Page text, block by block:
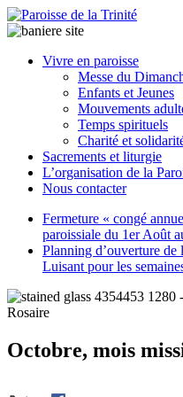
Vivre en paroisse
Messe du
Enfants et Jeunes
Mouvements
Temps spirituels
Charité et
Sacrements et liturgie
L’organisation de la
Nous contacter
Fermeture « congé
paroissiale du 1er Août
Planning d’ouverture de
Luisant pour les
Octobre, mois